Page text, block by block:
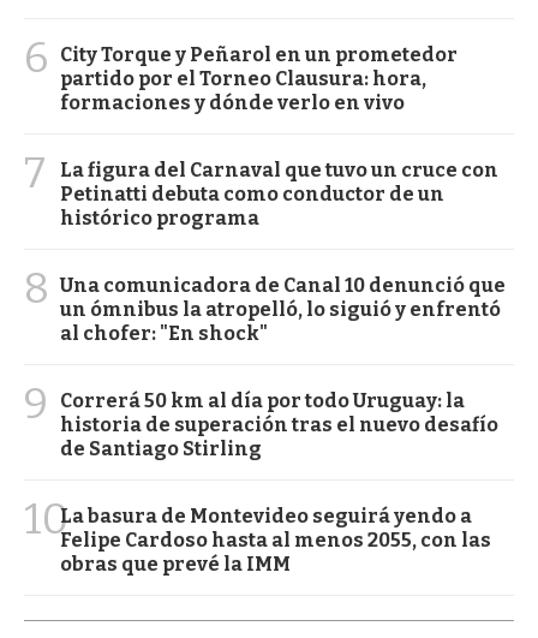
6
City Torque y Peñarol en un prometedor
partido por el Torneo Clausura: hora,
formaciones y dónde verlo en vivo
7
La figura del Carnaval que tuvo un cruce con
Petinatti debuta como conductor de un
histórico programa
8 Una comunicadora de Canal 10 denunció que
un ómnibus la atropelló, lo siguió y enfrentó
al chofer: "En shock"
9
Correrá 50 km al día por todo Uruguay: la
historia de superación tras el nuevo desafío
de Santiago Stirling
10La basura de Montevideo seguirá yendo a
Felipe Cardoso hasta al menos 2055, con las
obras que prevé la IMM